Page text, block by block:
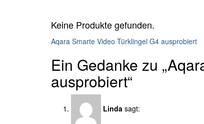
Keine Produkte gefunden.
Aqara Smarte Video Türklingel G4 ausprobiert
Ein Gedanke zu
ausprobiert“
Linda sagt: